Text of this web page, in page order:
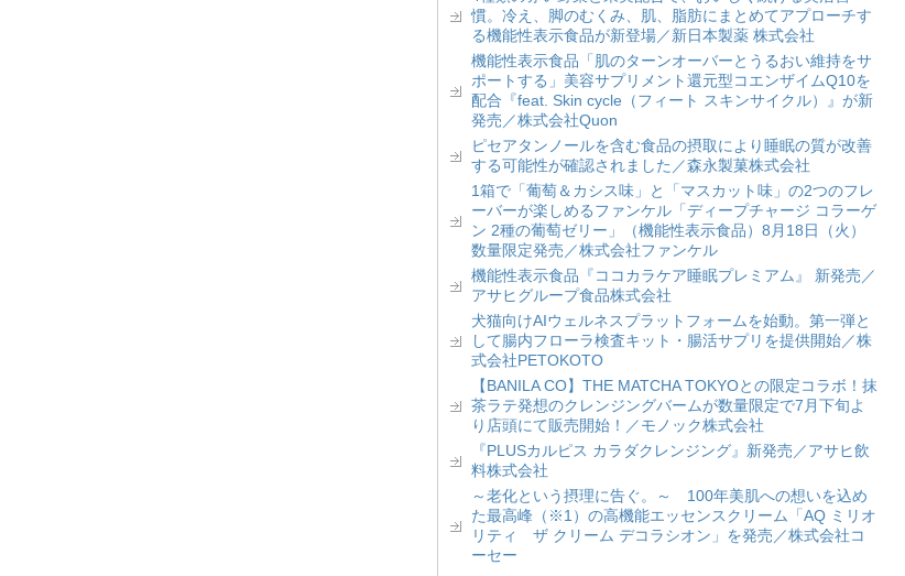
慣。冷え、脚のむくみ、肌、脂肪にまとめてアプローチす
る機能性表示食品が新登場／新日本製薬 株式会社
機能性表示食品「肌のターンオーバーとうるおい維持をサ
ポートする」美容サプリメント還元型コエンザイムQ10を
配合『feat. Skin cycle（フィート スキンサイクル）』が新
発売／株式会社Quon
ピセアタンノールを含む食品の摂取により睡眠の質が改善
する可能性が確認されました／森永製菓株式会社
1箱で「葡萄＆カシス味」と「マスカット味」の2つのフレ
ーバーが楽しめるファンケル「ディープチャージ コラーゲ
ン 2種の葡萄ゼリー」（機能性表示食品）8月18日（火）
数量限定発売／株式会社ファンケル
機能性表示食品『ココカラケア睡眠プレミアム』 新発売／
アサヒグループ食品株式会社
犬猫向けAIウェルネスプラットフォームを始動。第一弾と
して腸内フローラ検査キット・腸活サプリを提供開始／株
式会社PETOKOTO
【BANILA CO】THE MATCHA TOKYOとの限定コラボ！抹
茶ラテ発想のクレンジングバームが数量限定で7月下旬よ
り店頭にて販売開始！／モノック株式会社
『PLUSカルピス カラダクレンジング』新発売／アサヒ飲
料株式会社
～老化という摂理に告ぐ。～ 100年美肌への想いを込め
た最高峰（※1）の高機能エッセンスクリーム「AQ ミリオ
リティ ザ クリーム デコラシオン」を発売／株式会社コ
ーセー